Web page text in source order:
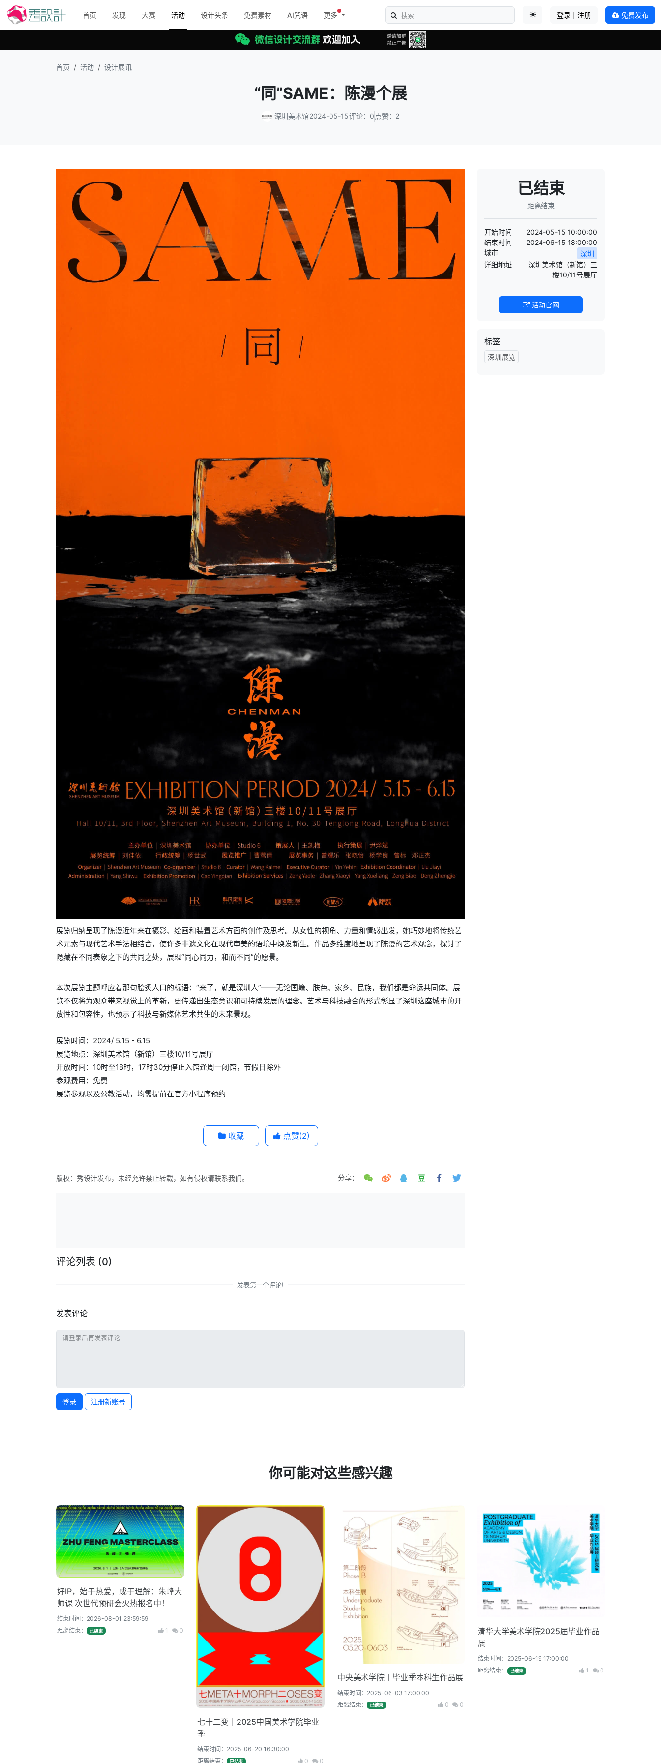
首页 发现 大赛 活动 设计头条 免费素材 AI咒语
更多
登录｜注册 免费发布
首页 活动 设计展讯
“同”SAME：陈漫个展
深圳美术馆2024-05-15评论：0 点赞：2
展览归纳呈现了陈漫近年来在摄影、绘画和装置艺术方面的创作及思考。从女性的视角、力量和情感出发，她巧妙地将传统艺
术元素与现代艺术手法相结合，使许多非遗文化在现代审美的语境中焕发新生。作品多维度地呈现了陈漫的艺术观念，探讨了
隐藏在不同表象之下的共同之处，展现“同心同力，和而不同”的愿景。
本次展览主题呼应着那句脍炙人口的标语：“来了，就是深圳人”——无论国籍、肤色、家乡、民族，我们都是命运共同体。展
览不仅将为观众带来视觉上的革新，更传递出生态意识和可持续发展的理念。艺术与科技融合的形式彰显了深圳这座城市的开
放性和包容性，也预示了科技与新媒体艺术共生的未来景观。
展览时间：2024/ 5.15 - 6.15
展览地点：深圳美术馆（新馆）三楼10/11号展厅
开放时间：10时至18时，17时30分停止入馆逢周一闭馆，节假日除外
参观费用：免费
展览参观以及公教活动，均需提前在官方小程序预约
收藏 点赞(2)
版权：秀设计发布，未经允许禁止转载，如有侵权请联系我们。 分享：
评论列表 (0)
发表第一个评论!
发表评论
登录 注册新账号
已结束
距离结束
开始时间
2024-05-15 10:00:00
结束时间
2024-06-15 18:00:00
城市
深圳
详细地址
深圳美术馆（新馆）三
楼10/11号展厅
活动官网
标签
深圳展览
你可能对这些感兴趣
好IP，始于热爱，成于理解：朱峰大
师课 次世代预研会火热报名中！
结束时间：2026-08-01 23:59:59
距离结束：
已结束 1 0
七十二变｜2025中国美术学院毕业
季
结束时间：2025-06-20 16:30:00
距离结束：
已结束 0 0
中央美术学院丨毕业季本科生作品展
结束时间：2025-06-03 17:00:00
距离结束：
已结束 0 0
清华大学美术学院2025届毕业作品
展
结束时间：2025-06-19 17:00:00
距离结束：
已结束 1 0